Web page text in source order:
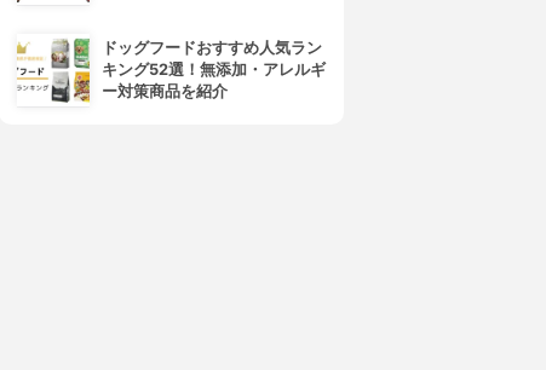
ドッグフードおすすめ人気ラン
キング52選！無添加・アレルギ
ー対策商品を紹介